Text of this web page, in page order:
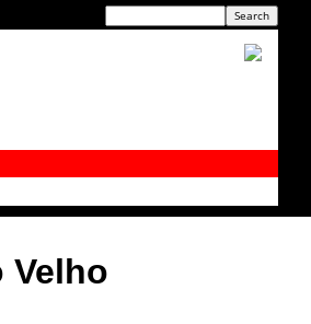
Velho